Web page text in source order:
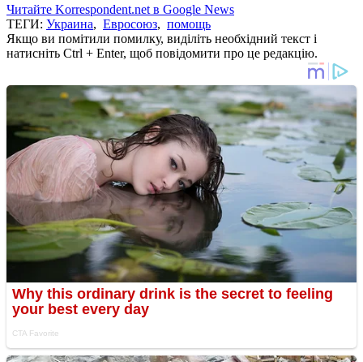
Читайте Korrespondent.net в Google News
ТЕГИ: Украина, Евросоюз, помощь
Якщо ви помітили помилку, виділіть необхідний текст і
натисніть Ctrl + Enter, щоб повідомити про це редакцію.